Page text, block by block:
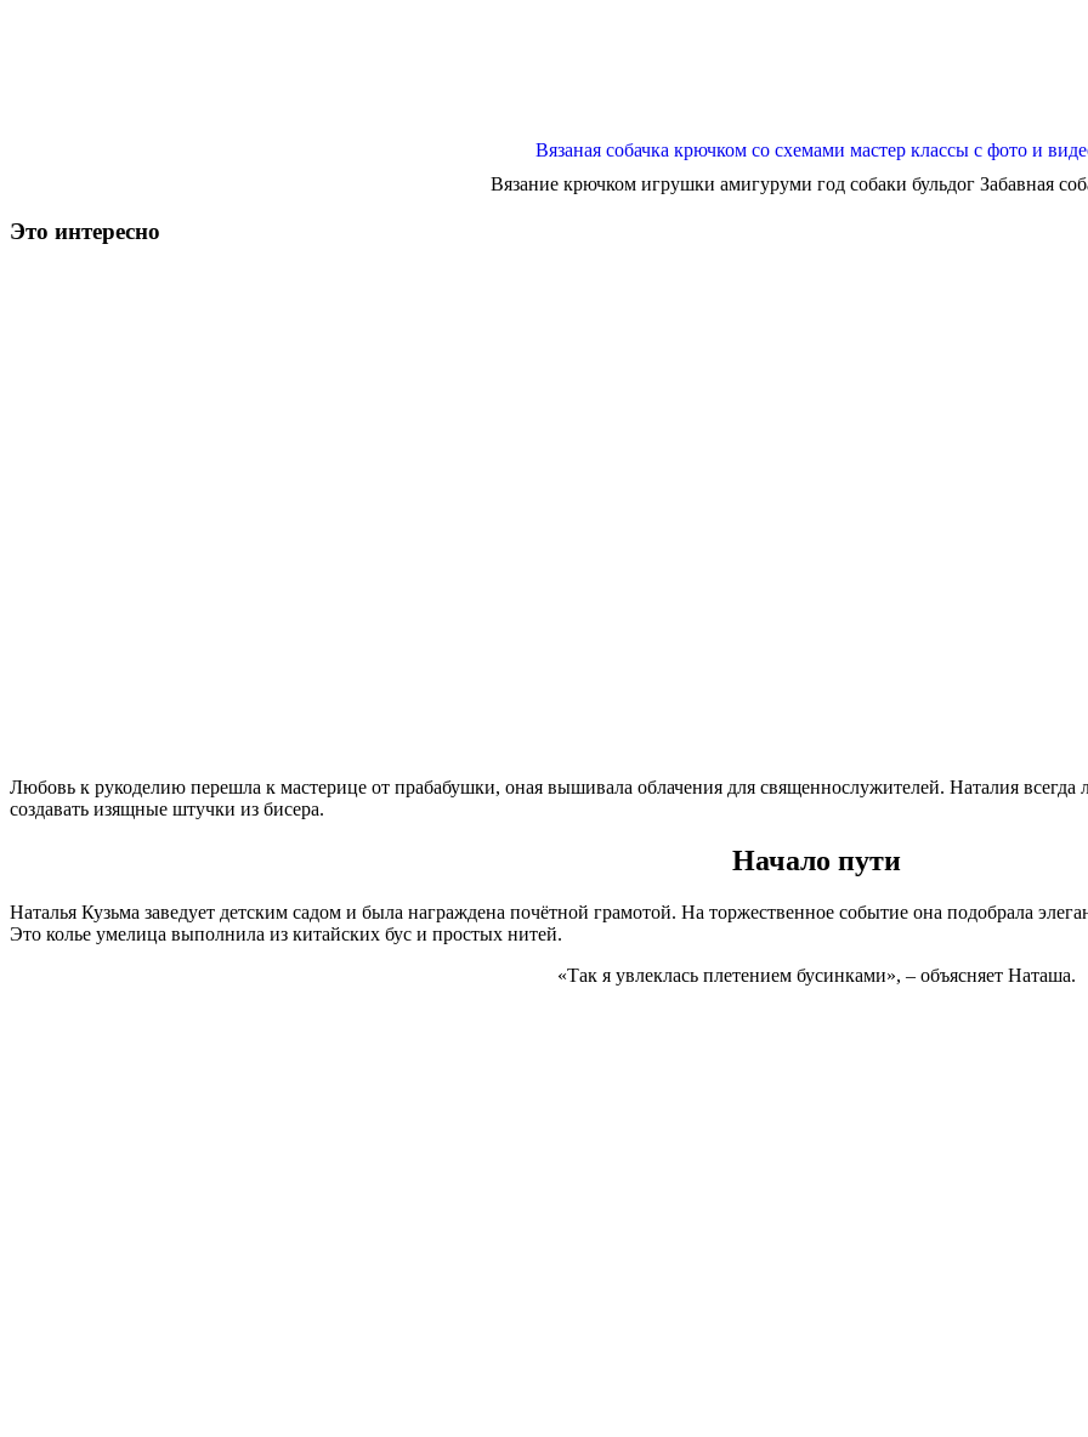
Вязаная собачка крючком со схемами мастер классы с фото и
Вязание крючком игрушки амигуруми год собаки бульдог Забавная
Это интересно
Любовь к рукоделию перешла к мастерице от прабабушки, оная вышивала облачения для священнослужителей. Наталия всегда
создавать изящные штучки из бисера.
Начало пути
Наталья Кузьма заведует детским садом и была награждена почётной грамотой. На торжественное событие она подобрала
Это колье умелица выполнила из китайских бус и простых нитей.
«Так я увлеклась плетением бусинками», – объясняет Наташа.